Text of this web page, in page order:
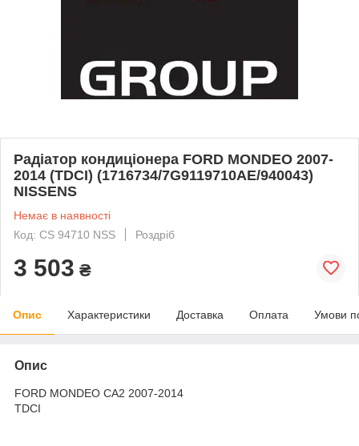
Радіатор кондиціонера FORD MONDEO 2007-
2014 (TDCI) (1716734/7G9119710AE/940043)
NISSENS
Немає в наявності
Код: CS 94710 NSS
Роздріб
3 503 ₴
Опис Характеристики Доставка Оплата Умови
Опис
FORD MONDEO CA2 2007-2014
TDCI